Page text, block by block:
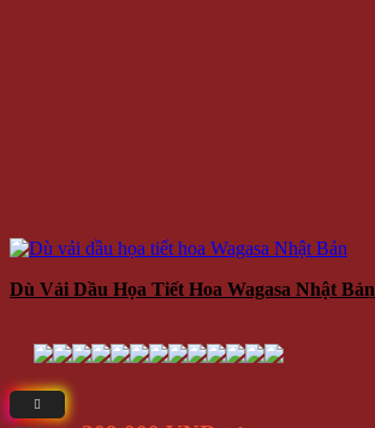
Dù Vải Dầu Họa Tiết Hoa Wagasa Nhật Bản